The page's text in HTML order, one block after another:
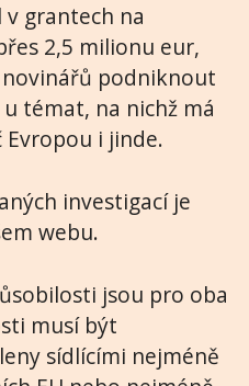
v grantech na
2,5 milionu eur,
podniknout
témat, na nichž má
i jinde.
investigací je
webu.
jsou pro oba
musí být
sídlícími nejméně